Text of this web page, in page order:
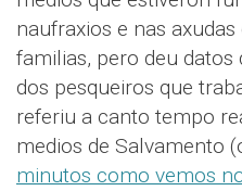
naufraxios e nas
familias, pero deu
dos pesqueiros que
referiu a canto tempo
medios de Salvamento
minutos como vemos